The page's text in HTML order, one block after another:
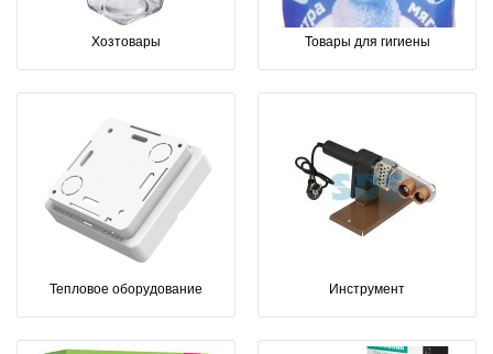
Хозтовары Товары для гигиены
Тепловое оборудование Инструмент